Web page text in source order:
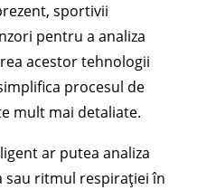
sportivii
pentru a analiza
acestor tehnologii
procesul de
mult mai detaliate.
ar putea analiza
sau ritmul respirației în